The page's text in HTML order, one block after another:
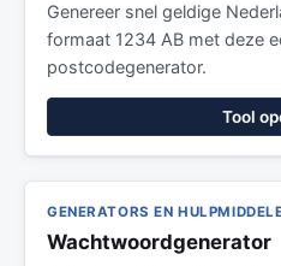
Genereer snel geldige
formaat 1234 AB met deze
postcodegenerator.
Tool
GENERATORS EN
Wachtwoordgenerator